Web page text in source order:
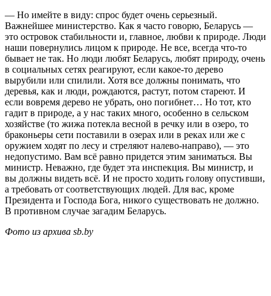
— Но имейте в виду: спрос будет очень серьезный.
Важнейшее министерство. Как я часто говорю, Беларусь —
это островок стабильности и, главное, любви к природе. Люди
наши повернулись лицом к природе. Не все, всегда что-то
бывает не так. Но люди любят Беларусь, любят природу, очень
в социальных сетях реагируют, если какое-то дерево
вырубили или спилили. Хотя все должны понимать, что
деревья, как и люди, рождаются, растут, потом стареют. И
если вовремя дерево не убрать, оно погибнет… Но тот, кто
гадит в природе, а у нас таких много, особенно в сельском
хозяйстве (то жижа потекла весной в речку или в озеро, то
браконьеры сети поставили в озерах или в реках или же с
оружием ходят по лесу и стреляют налево-направо), — это
недопустимо. Вам всё равно придется этим заниматься. Вы
министр. Неважно, где будет эта инспекция. Вы министр, и
вы должны видеть всё. И не просто ходить голову опустивши,
а требовать от соответствующих людей. Для вас, кроме
Президента и Господа Бога, никого существовать не должно.
В противном случае загадим Беларусь.
Фото из архива sb.by